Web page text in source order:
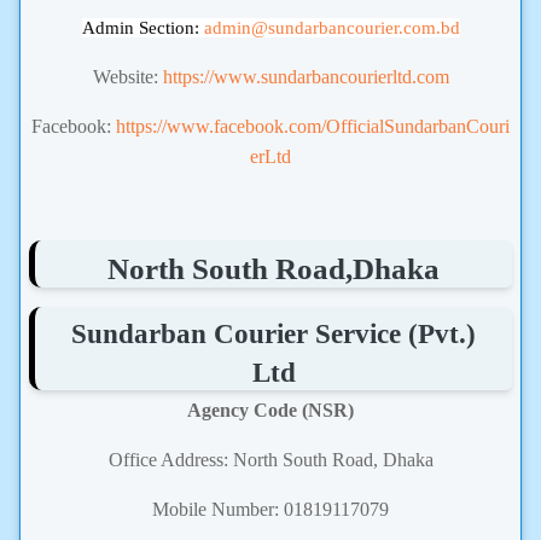
Admin Section: admin@sundarbancourier.com.bd
Website: https://www.sundarbancourierltd.com
Facebook: https://www.facebook.com/OfficialSundarbanCouri
erLtd
North South Road,Dhaka
Sundarban Courier Service (Pvt.)
Ltd
Agency Code (NSR)
Office Address: North South Road, Dhaka
Mobile Number: 01819117079